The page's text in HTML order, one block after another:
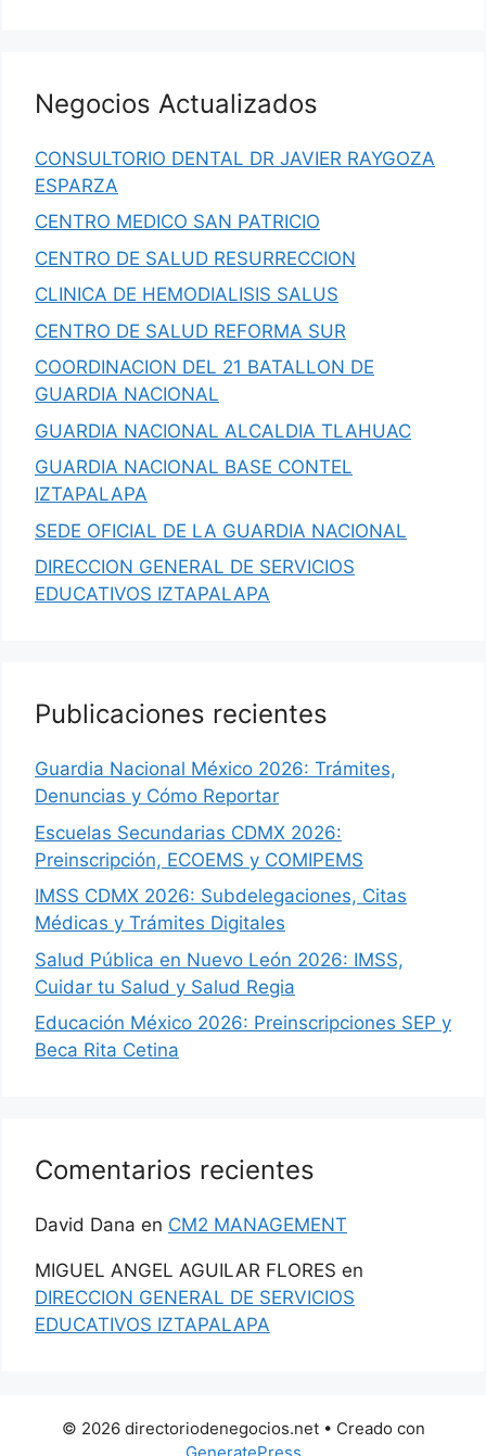
Negocios Actualizados
CONSULTORIO DENTAL DR JAVIER RAYGOZA
ESPARZA
CENTRO MEDICO SAN PATRICIO
CENTRO DE SALUD RESURRECCION
CLINICA DE HEMODIALISIS SALUS
CENTRO DE SALUD REFORMA SUR
COORDINACION DEL 21 BATALLON DE
GUARDIA NACIONAL
GUARDIA NACIONAL ALCALDIA TLAHUAC
GUARDIA NACIONAL BASE CONTEL
IZTAPALAPA
SEDE OFICIAL DE LA GUARDIA NACIONAL
DIRECCION GENERAL DE SERVICIOS
EDUCATIVOS IZTAPALAPA
Publicaciones recientes
Guardia Nacional México 2026: Trámites,
Denuncias y Cómo Reportar
Escuelas Secundarias CDMX 2026:
Preinscripción, ECOEMS y COMIPEMS
IMSS CDMX 2026: Subdelegaciones, Citas
Médicas y Trámites Digitales
Salud Pública en Nuevo León 2026: IMSS,
Cuidar tu Salud y Salud Regia
Educación México 2026: Preinscripciones SEP y
Beca Rita Cetina
Comentarios recientes
David Dana en CM2 MANAGEMENT
MIGUEL ANGEL AGUILAR FLORES en
DIRECCION GENERAL DE SERVICIOS
EDUCATIVOS IZTAPALAPA
© 2026 directoriodenegocios.net• Creado con